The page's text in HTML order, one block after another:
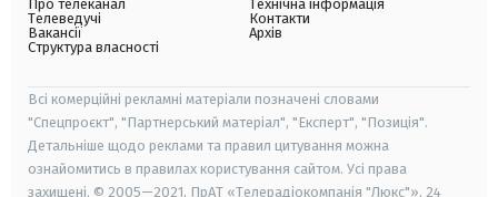
Про телеканал
Телеведучі
Вакансії
Структура власності
Технічна інформація
Контакти
Архів
Всі комерційні рекламні матеріали позначені словами
"Спецпроєкт", "Партнерський матеріал", "Експерт", "Позиція".
Детальніше щодо реклами та правил цитування можна
ознайомитись в правилах користування сайтом. Усі права
захищені. © 2005—2021, ПрАТ «Телерадіокомпанія "Люкс"», 24